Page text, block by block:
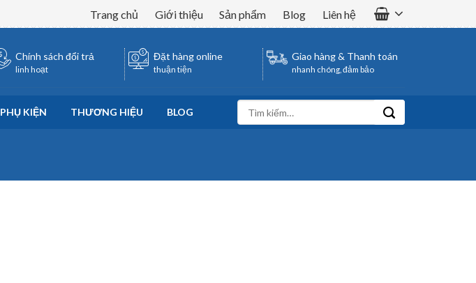
Trang chủ Giới thiệu Sản phẩm Blog Liên hệ
Chính sách đổi trả
linh hoạt
Đặt hàng online
thuận tiện
Giao hàng & Thanh toán
nhanh chóng, đảm bảo
PHỤ KIỆN THƯƠNG HIỆU BLOG
kiếm: